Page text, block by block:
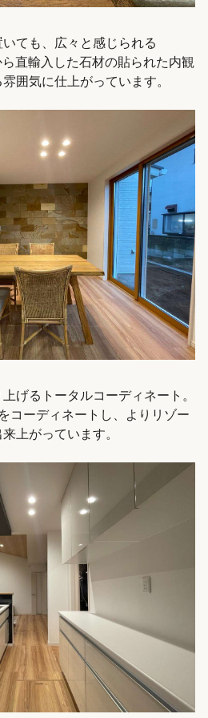
ても、広々と感じられる
直輸入した石材の貼られた内観
囲気に仕上がっています。
げるトータルコーディネート。
コーディネートし、よりリゾー
上がっています。